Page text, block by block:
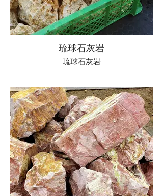
琉球石灰岩
琉球石灰岩